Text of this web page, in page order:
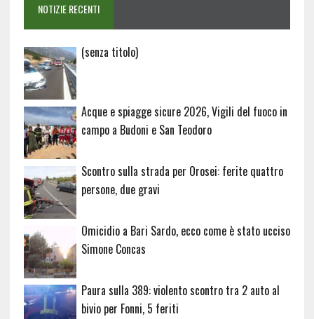
NOTIZIE RECENTI
(senza titolo)Articolo
Acque e spiagge sicure 2026, Vigili del fuoco in
campo a Budoni e San Teodoro
Scontro sulla strada per Orosei: ferite quattro
persone, due gravi
Omicidio a Bari Sardo, ecco come è stato ucciso
Simone Concas
Paura sulla 389: violento scontro tra 2 auto al
bivio per Fonni, 5 feriti